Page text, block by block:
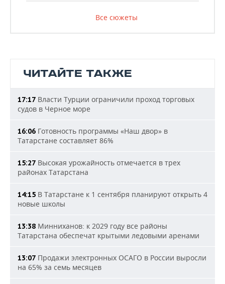
Все сюжеты
ЧИТАЙТЕ ТАКЖЕ
17:17 Власти Турции ограничили проход торговых
судов в Черное море
16:06 Готовность программы «Наш двор» в
Татарстане составляет 86%
15:27 Высокая урожайность отмечается в трех
районах Татарстана
14:15 В Татарстане к 1 сентября планируют открыть 4
новые школы
13:38 Минниханов: к 2029 году все районы
Татарстана обеспечат крытыми ледовыми аренами
13:07 Продажи электронных ОСАГО в России выросли
на 65% за семь месяцев